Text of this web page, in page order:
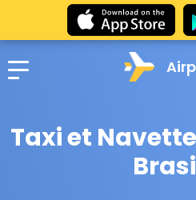
Taxi et